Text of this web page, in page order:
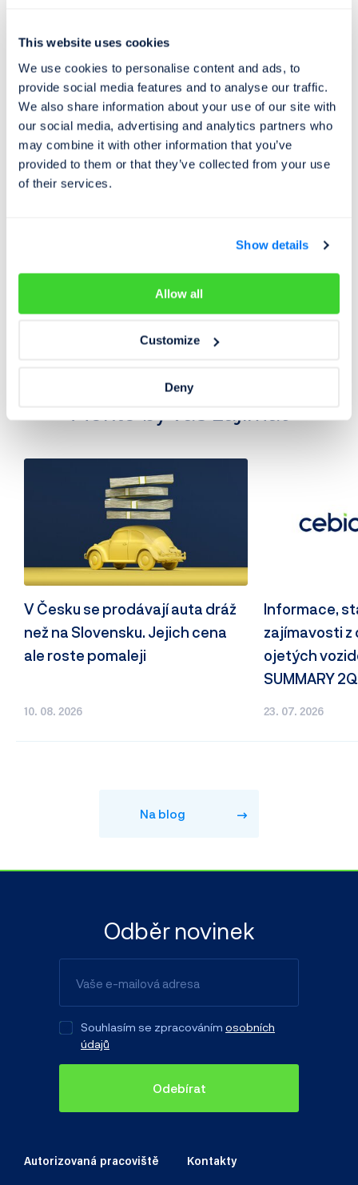
This website uses cookies
We use cookies to personalise content and ads, to
provide social media features and to analyse our traffic.
We also share information about your use of our site with
our social media, advertising and analytics partners who
may combine it with other information that you’ve
provided to them or that they’ve collected from your use
of their services.
Show details
Allow all
Customize
Deny
Cebia nabízí vedle komplexní služby AUTOTRACER,
která je dostupná on-line na cz.cebia.com, řadu dalších
služeb pro prověřování původu a originality vozidel.
Cebia zajišťuje různé formy zabezpečení vozidel, mj.
bezpečnostní značení oken OCIS a satelitní systémy
Cebia SAT a UNIQA SafeLine. Společnost je výhradním
představitelem Systému OCIS (Open Car Information
System) v ČR a SR. Systém OCIS používají partneři
Od roku 2009 je společnost Cebia držitelem certifikátu
Trh s automobily
Mohlo by vás zajímat
10. 08. 2026
V Česku se prodávají auta dráž
než na Slovensku. Jejich cena
ale roste pomaleji
23. 07. 2026
Informace,
zajímavosti
ojetých
SUMMARY
Na blog
Autorizovaná pracoviště Kontakty
Odběr novinek
Souhlasím se zpracováním osobních
údajů
Odebírat